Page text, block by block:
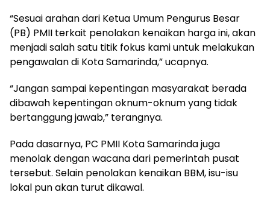
“Sesuai arahan dari Ketua Umum Pengurus Besar
(PB) PMII terkait penolakan kenaikan harga ini, akan
menjadi salah satu titik fokus kami untuk melakukan
pengawalan di Kota Samarinda,” ucapnya.
“Jangan sampai kepentingan masyarakat berada
dibawah kepentingan oknum-oknum yang tidak
bertanggung jawab,” terangnya.
Pada dasarnya, PC PMII Kota Samarinda juga
menolak dengan wacana dari pemerintah pusat
tersebut. Selain penolakan kenaikan BBM, isu-isu
lokal pun akan turut dikawal.